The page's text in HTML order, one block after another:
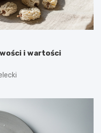
i wartości